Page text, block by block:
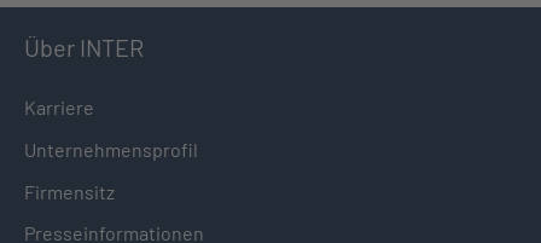
Über INTER
Karriere
Unternehmensprofil
Firmensitz
Presseinformationen